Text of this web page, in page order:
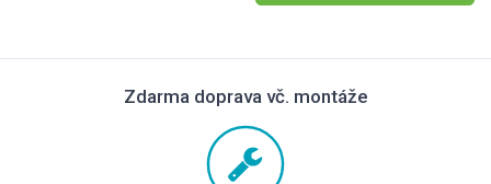
Zdarma doprava vč. montáže